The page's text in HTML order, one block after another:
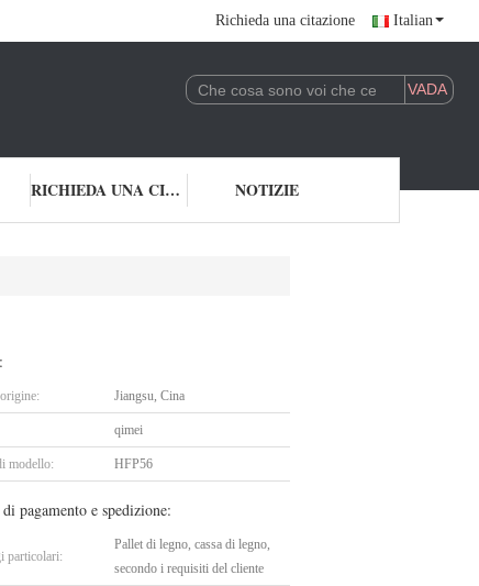
Richieda una citazione Italian
RICHIEDA UNA CITAZIONE NOTIZIE
Jiangsu, Cina
qimei
modello: HFP56
pagamento e spedizione:
particolari:
Pallet di legno, cassa di legno,
secondo i requisiti del cliente